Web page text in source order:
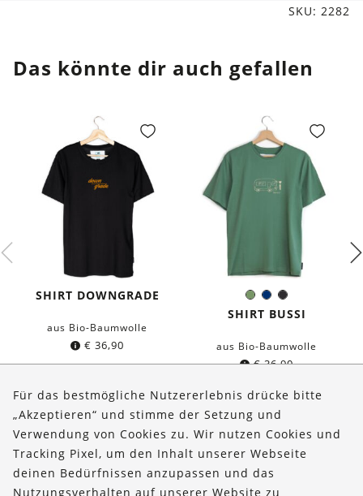
SKU: 2282
Das könnte dir auch gefallen
SHIRT DOWNGRADE
aus Bio-Baumwolle
€ 36,90
Olivgrün
Dunkelblau
Schwarz
Farbe:
SHIRT BUSSI
aus Bio-Baumwolle
€36,90
Über uns
Bestellungen
Für das bestmögliche Nutzererlebnis drücke bitte
„Akzeptieren“ und stimme der Setzung und
Verwendung von Cookies zu. Wir nutzen Cookies und
Tracking Pixel, um den Inhalt unserer Webseite
deinen Bedürfnissen anzupassen und das
Nutzungsverhalten auf unserer Website zu